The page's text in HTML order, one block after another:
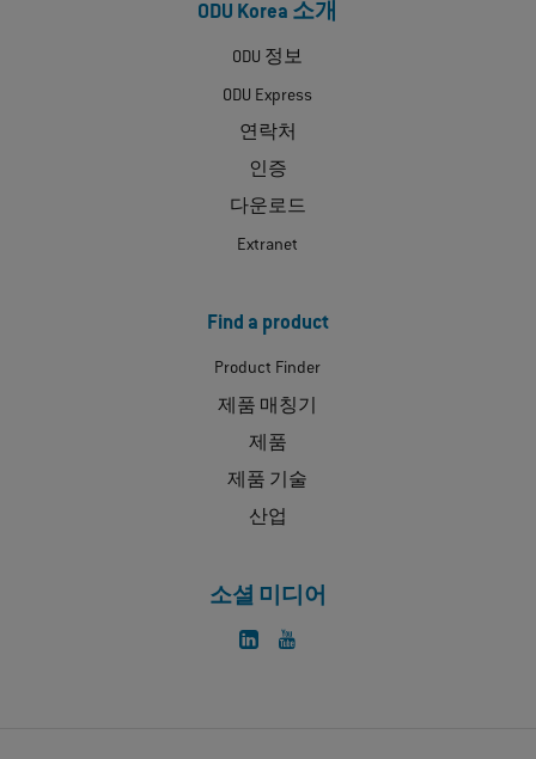
ODU Korea 소개
ODU 정보
ODU Express
연락처
인증
다운로드
Extranet
Find a product
Product Finder
제품 매칭기
제품
제품 기술
산업
소셜 미디어